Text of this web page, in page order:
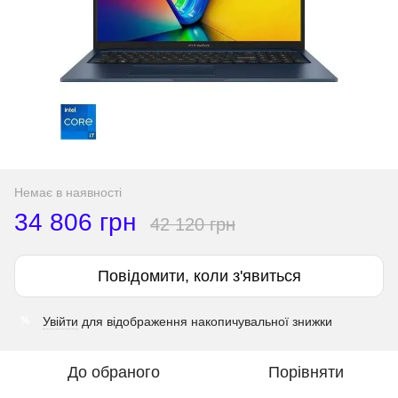
Немає в наявності
34 806 грн 42 120 грн
Повідомити, коли з'явиться
Увійти для відображення накопичувальної знижки
До обраного Порівняти